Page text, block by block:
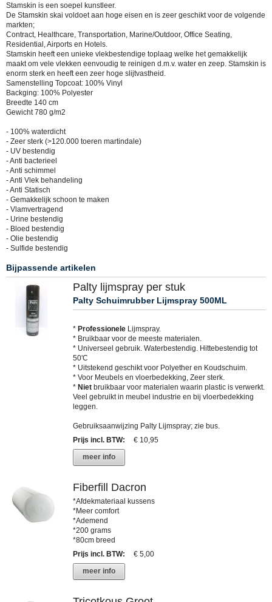
Stamskin is een soepel kunstleer.
De Stamskin skai voldoet aan hoge eisen en is zeer geschikt voor de volgende
markten;
Contract, Healthcare, Transportation, Marine/Outdoor, Office Seating,
Residential, Airports en Hotels.
Stamskin heeft een unieke vlekbestendige toplaag welke het gemakkelijk
maakt om vele vlekken eenvoudig te reinigen d.m.v. water en zeep. Stamskin is
enorm sterk en heeft een zeer hoge slijtvastheid.
Samenstelling Topcoat: 100% Vinyl
Backging: 100% Polyester
Breedte 140 cm
Gewicht 780 g/m2
- 100% waterdicht
- Zeer sterk (>120.000 toeren martindale)
- UV bestendig
- Anti bacterieel
- Anti schimmel
- Anti Vlek behandeling
- Anti Statisch
- Gemakkelijk schoon te maken
- Vlamvertragend
- Urine bestendig
- Bloed bestendig
- Olie bestendig
- Sulfide bestendig
Bijpassende artikelen
Palty lijmspray per stuk
Palty Schuimrubber Lijmspray 500ML
* Professionele Lijmspray.
* Bruikbaar voor de meeste materialen.
* Universeel gebruik. Waterbestendig. Hittebestendig tot
50'C
* Uitstekend geschikt voor Polyether en Koudschuim.
* Voor Meubels en vloerbedekking, Zeer sterk.
* Niet bruikbaar voor materialen waarin plastic is verwerkt.
Veel gebruikt in meubel industrie en bij vloerbedekking
leggen.
Gebruiksaanwijzing Palty Lijmspray; zie bus.
Prijs incl. BTW:
€ 10,95
meer info
Fiberfill Dacron
*Afdekmateriaal kussens
*Meer comfort
*Ademend
*200 grams
*80cm breed
Prijs incl. BTW:
€ 5,00
meer info